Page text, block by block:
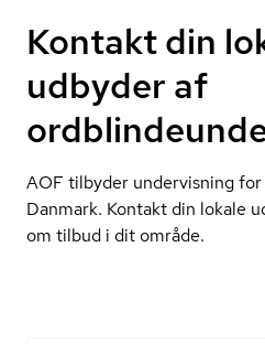
Kontakt din
udbyder af
AOF tilbyder undervisning
Danmark. Kontakt din lokale
om tilbud i dit område.